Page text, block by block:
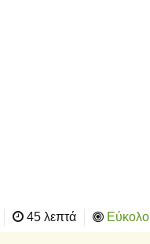
45 λεπτά Εύκολο